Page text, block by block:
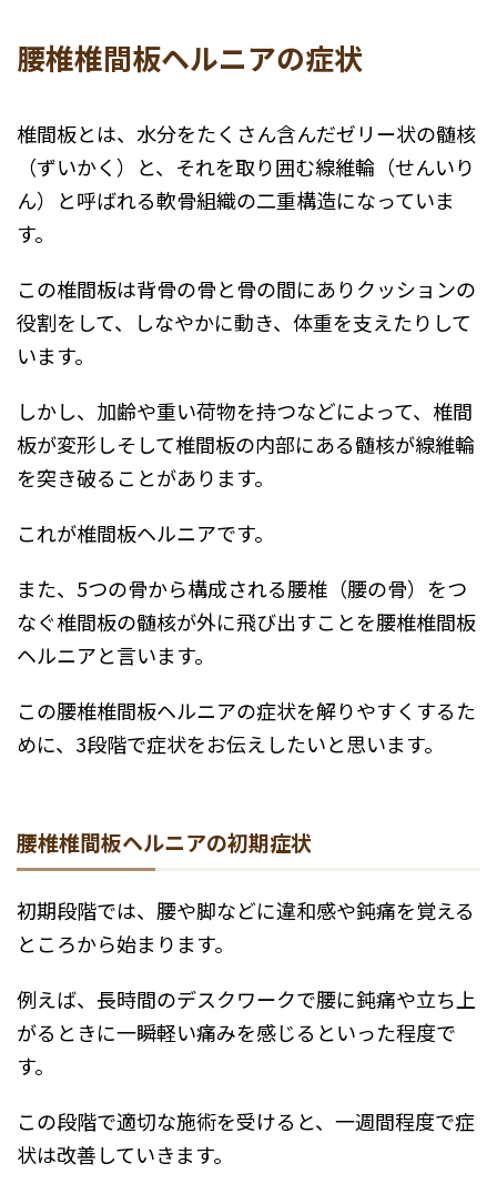
腰椎椎間板ヘルニアの症状
椎間板とは、水分をたくさん含んだゼリー状の髄核
（ずいかく）と、それを取り囲む線維輪（せんいり
ん）と呼ばれる軟骨組織の二重構造になっていま
す。
この椎間板は背骨の骨と骨の間にありクッションの
役割をして、しなやかに動き、体重を支えたりして
います。
しかし、加齢や重い荷物を持つなどによって、椎間
板が変形しそして椎間板の内部にある髄核が線維輪
を突き破ることがあります。
これが椎間板ヘルニアです。
また、5つの骨から構成される腰椎（腰の骨）をつ
なぐ椎間板の髄核が外に飛び出すことを腰椎椎間板
ヘルニアと言います。
この腰椎椎間板ヘルニアの症状を解りやすくするた
めに、3段階で症状をお伝えしたいと思います。
腰椎椎間板ヘルニアの初期症状
初期段階では、腰や脚などに違和感や鈍痛を覚える
ところから始まります。
例えば、長時間のデスクワークで腰に鈍痛や立ち上
がるときに一瞬軽い痛みを感じるといった程度で
す。
この段階で適切な施術を受けると、一週間程度で症
状は改善していきます。